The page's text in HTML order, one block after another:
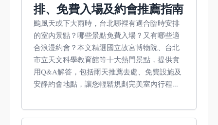
排、免費入場及約會推薦指南
颱風天或下大雨時，台北哪裡有適合臨時安排
的室內景點？哪些景點免費入場？又有哪些適
合浪漫約會？本文精選國立故宮博物院、台北
市立天文科學教育館等十大熱門景點，提供實
用Q&A解答，包括雨天推薦去處、免費設施及
安靜約會地點，讓您輕鬆規劃完美室內行程...